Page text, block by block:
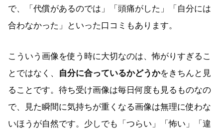
で、「代償があるのでは」「頭痛がした」「自分には
合わなかった」といった口コミもあります。
こういう画像を使う時に大切なのは、怖がりすぎるこ
とではなく、
自分に合っているかどうかをきちんと見
ることです。待ち受け画像は毎日何度も見るものなの
で、見た瞬間に気持ちが重くなる画像は無理に使わな
いほうが自然です。少しでも「つらい」「怖い」「違